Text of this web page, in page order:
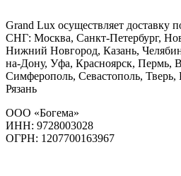
Grand Lux осуществляет доставку
СНГ: Москва, Санкт-Петербург,
Нижний Новгород, Казань,
на-Дону, Уфа, Красноярск, Пермь,
Симферополь, Севастополь, Тверь,
Рязань
ООО «Богема»
ИНН: 9728003028
ОГРН: 1207700163967